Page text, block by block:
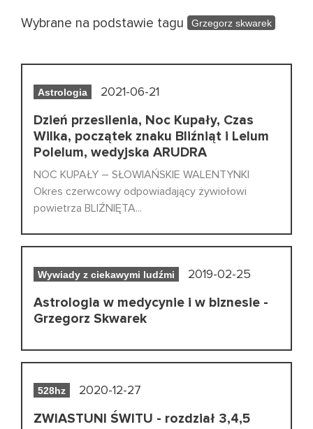
Wybrane na podstawie tagu Grzegorz skwarek
Astrologia 2021-06-21
Dzień przesilenia, Noc Kupały, Czas
Wilka, początek znaku Bliźniąt i Lelum
Polelum, wedyjska ARUDRA
NOC KUPAŁY – SŁOWIAŃSKIE WALENTYNKI
Okres czerwcowy odpowiadający żywiołowi
powietrza BLIŹNIĘTA...
Wywiady z ciekawymi ludźmi 2019-02-25
Astrologia w medycynie i w biznesie -
Grzegorz Skwarek
528hz 2020-12-27
ZWIASTUNI ŚWITU - rozdział 3,4,5